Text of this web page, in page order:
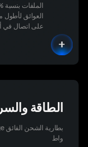
الملفات بنسبة ‎51%‎. تنتقل الإشارات بقدرة
العوائق لأطول
على اتصال في
الطاقة
واط